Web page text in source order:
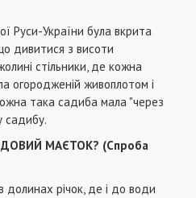
Руси-України була вкрита
дивитися з висоти
стільники, де кожна
огородженій живоплотом і
така садиба мала "через
садибу.
МАЄТОК? (Спроба
долинах річок, де і до води